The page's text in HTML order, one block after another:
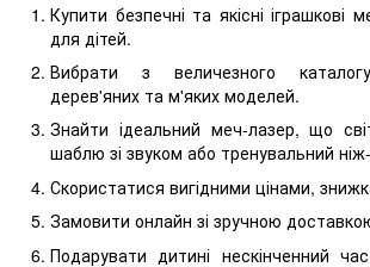
Купити безпечні та якісні іграшкові
для дітей.
Вибрати з величезного
дерев'яних та м'яких моделей.
Знайти ідеальний меч-лазер, що
шаблю зі звуком або тренувальний ніж-
Скористатися вигідними цінами,
Замовити онлайн зі зручною
Подарувати дитині нескінченний